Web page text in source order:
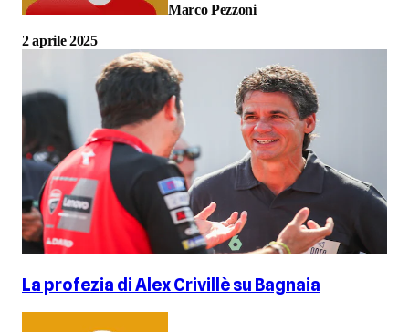
Marco Pezzoni
2 aprile 2025
La profezia di Alex Crivillè su Bagnaia